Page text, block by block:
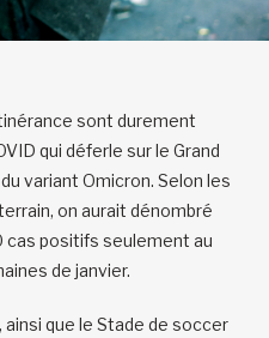
sont durement
qui déferle sur le Grand
variant Omicron. Selon les
on aurait dénombré
cas positifs seulement au
de janvier.
ainsi que le Stade de soccer